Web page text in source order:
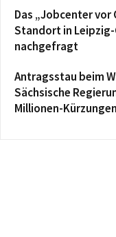
Das „Jobcenter vor
Standort in Leipzig-
nachgefragt
Antragsstau beim
Sächsische
Millionen-